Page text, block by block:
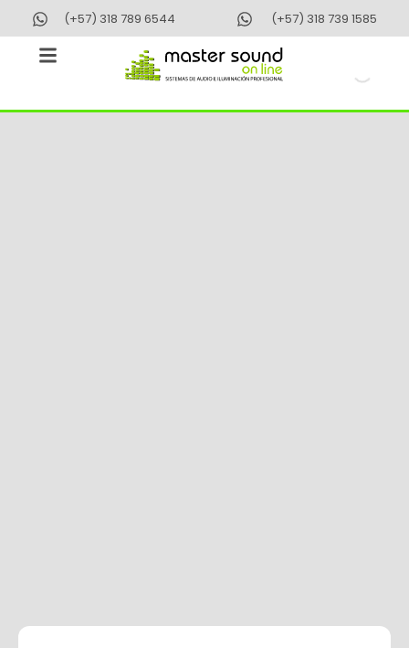
contenido
(+57) 318 789 6544 (+57) 318 739 1585